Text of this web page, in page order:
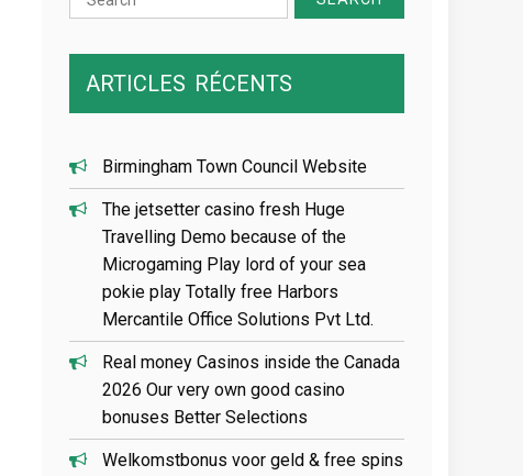
for:
ARTICLES RÉCENTS
Birmingham Town Council Website
The jetsetter casino fresh Huge
Travelling Demo because of the
Microgaming Play lord of your sea
pokie play Totally free Harbors
Mercantile Office Solutions Pvt Ltd.
Real money Casinos inside the Canada
2026 Our very own good casino
bonuses Better Selections
Welkomstbonus voor geld & free spins